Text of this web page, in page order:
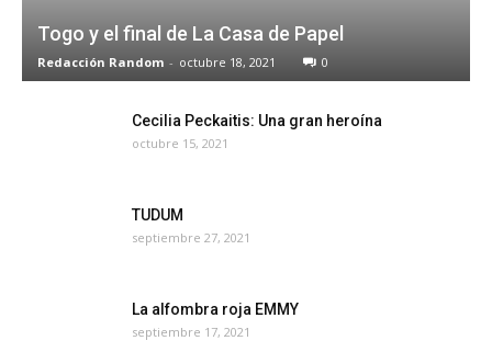
Togo y el final de La Casa de Papel
Redacción Random - octubre 18, 2021 0
Cecilia Peckaitis: Una gran heroína
octubre 15, 2021
TUDUM
septiembre 27, 2021
La alfombra roja EMMY
septiembre 17, 2021